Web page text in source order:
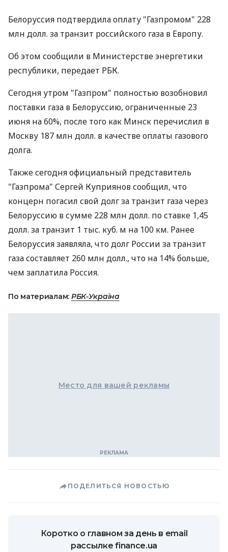
Белоруссия подтвердила оплату "Газпромом" 228
млн долл. за транзит российского газа в Европу.
Об этом сообщили в Министерстве энергетики
республики, передает РБК.
Сегодня утром "Газпром" полностью возобновил
поставки газа в Белоруссию, ограниченные 23
июня на 60%, после того как Минск перечислил в
Москву 187 млн долл. в качестве оплаты газового
долга.
Также сегодня официальный представитель
"Газпрома" Сергей Куприянов сообщил, что
концерн погасил свой долг за транзит газа через
Белоруссию в сумме 228 млн долл. по ставке 1,45
долл. за транзит 1 тыс. куб. м на 100 км. Ранее
Белоруссия заявляла, что долг России за транзит
газа составляет 260 млн долл., что на 14% больше,
чем заплатила Россия.
По материалам: РБК-Україна
Место для вашей рекламы
ПОДЕЛИТЬСЯ НОВОСТЬЮ
Коротко о главном за день в email
рассылке finance.ua